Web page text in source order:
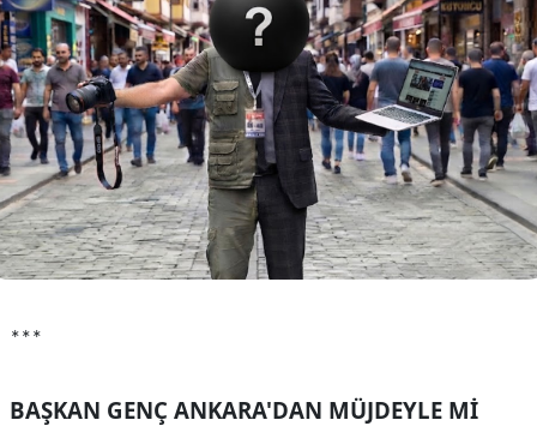
***
BAŞKAN GENÇ ANKARA'DAN MÜJDEYLE Mİ